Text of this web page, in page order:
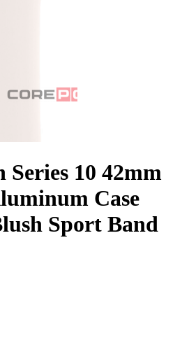
Series 10 42mm
Case
Sport Band